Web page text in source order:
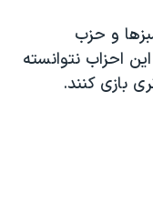
و حزب
احزاب نتوانسته
بازی کنند.